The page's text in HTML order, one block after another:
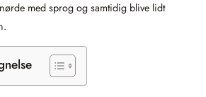
med sprog og samtidig blive lidt